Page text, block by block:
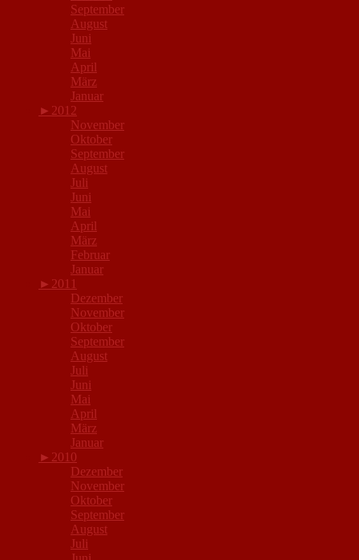
September
August
Juni
Mai
April
März
Januar
► 2012
November
Oktober
September
August
Juli
Juni
Mai
April
März
Februar
Januar
► 2011
Dezember
November
Oktober
September
August
Juli
Juni
Mai
April
März
Januar
► 2010
Dezember
November
Oktober
September
August
Juli